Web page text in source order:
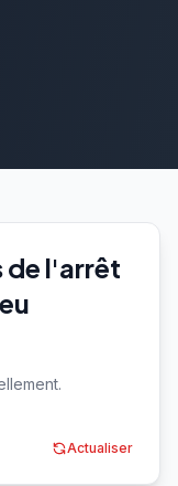
de l'arrêt
Actualiser